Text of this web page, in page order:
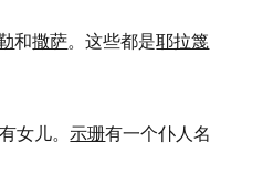
和撒萨。这些都是耶拉篾
女儿。示珊有一个仆人名